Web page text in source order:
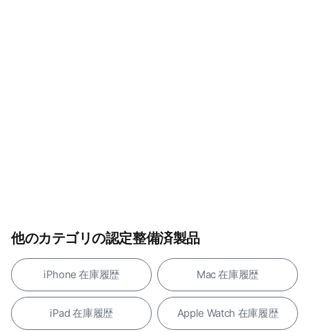
他のカテゴリの認定整備済製品
iPhone 在庫履歴 Mac 在庫履歴
iPad 在庫履歴 Apple Watch 在庫履歴